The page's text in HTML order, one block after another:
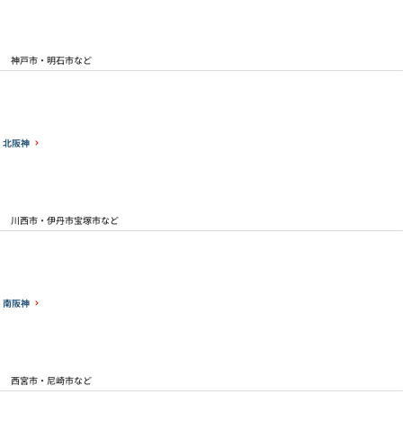
神戸市・明石市など
北阪神
川西市・伊丹市宝塚市など
南阪神
西宮市・尼崎市など